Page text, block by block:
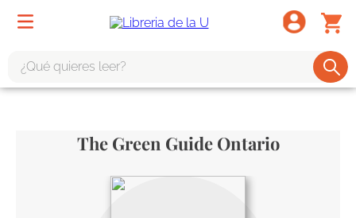
The Green Guide Ontario
harry potter